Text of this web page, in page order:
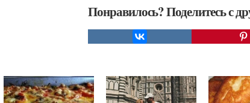
Понравилось? Поделитесь с